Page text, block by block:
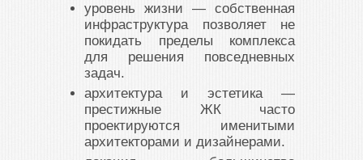
уровень жизни — собственная
инфраструктура позволяет не
покидать пределы комплекса
для решения повседневных
задач.
архитектура и эстетика —
престижные ЖК часто
проектируются именитыми
архитекторами и дизайнерами.